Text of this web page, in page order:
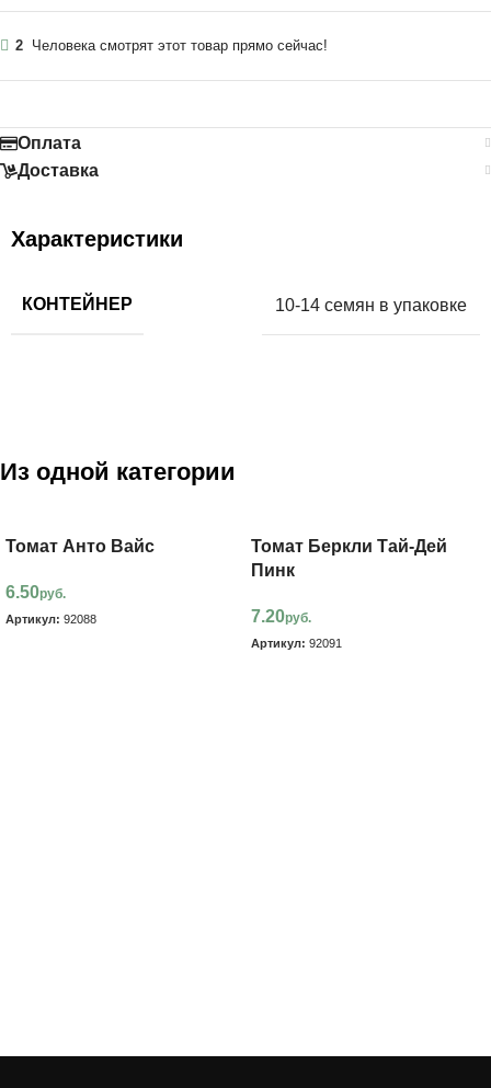
2 Человека смотрят этот товар прямо сейчас!
Оплата
Доставка
Характеристики
КОНТЕЙНЕР 10-14 семян в упаковке
Из одной категории
Томат Анто Вайс
6.50руб.
Артикул: 92088
Томат Беркли Тай-Дей
Пинк
7.20руб.
Артикул: 92091